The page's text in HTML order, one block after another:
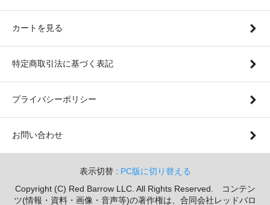
カートを見る
特定商取引法に基づく表記
プライバシーポリシー
お問い合わせ
表示切替 : PC版に切り替える
Copyright (C) Red Barrow LLC. All Rights Reserved. コンテン
ツ(情報・資料・画像・音声等)の著作権は、合同会社レッドバロ